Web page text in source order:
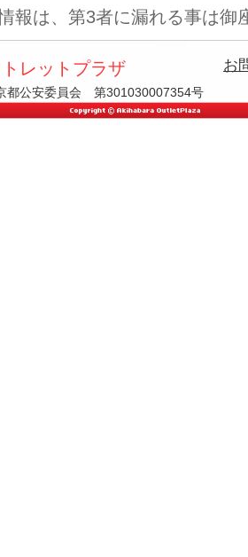
報は、第3者に漏れる事は御
レットプラザ
都公安委員会 第301030007354号
お